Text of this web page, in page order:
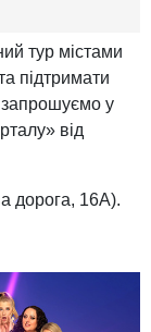
тур містами
підтримати
запрошуємо у
від
дорога, 16А).